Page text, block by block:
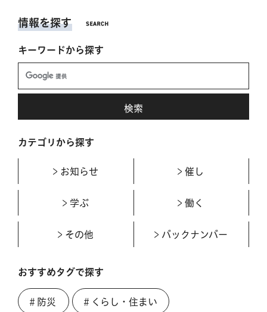
情報を探す
キーワードから探す
カテゴリから探す
お知らせ 催し
学ぶ 働く
その他 バックナンバー
おすすめタグで探す
＃防災 ＃くらし・住まい